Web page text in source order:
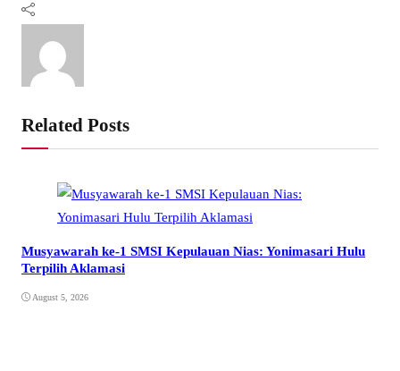
Related Posts
Musyawarah ke-1 SMSI Kepulauan Nias: Yonimasari Hulu
Terpilih Aklamasi
August 5, 2026